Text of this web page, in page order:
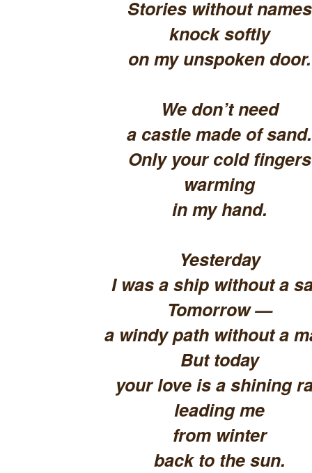
Stories without names
knock softly
on my unspoken door.
We don’t need
a castle made of sand.
Only your cold fingers
warming
in my hand.
Yesterday
I was a ship without a
Tomorrow —
a windy path without a
But today
your love is a shining
leading me
from winter
back to the sun.